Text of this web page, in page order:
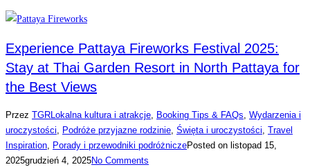
Experience Pattaya Fireworks Festival 2025:
Stay at Thai Garden Resort in North Pattaya for
the Best Views
Przez TGRLokalna kultura i atrakcje, Booking Tips & FAQs, Wydarzenia i
uroczystości, Podróże przyjazne rodzinie, Święta i uroczystości, Travel
Inspiration, Porady i przewodniki podróżniczePosted on listopad 15,
2025grudzień 4, 2025No Comments